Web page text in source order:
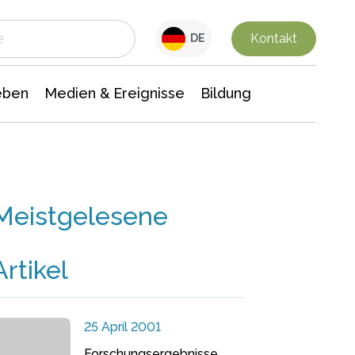
DE Kontakt
Medien & Ereignisse Bildung
25 April 2001